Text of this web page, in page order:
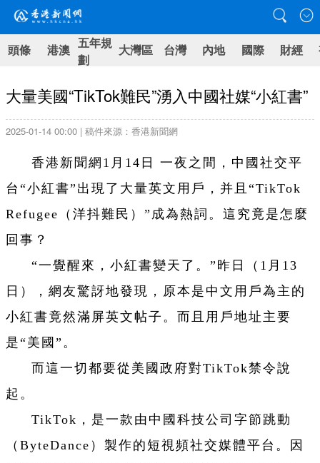
頭條 港澳 五年規
劃
大灣區 台灣 內地 國際 財經
大量美國“TikTok難民”湧入中國社媒“小紅書”
2025-01-14 00:00 | 稿件來源：香港新聞網
香港新聞網1月14日 一夜之間，中國社交平
台“小紅書”出現了大量英文用戶，并且“TikTok
Refugee（洋抖難民）”成為熱詞。這究竟是怎麼
回事？
“一覺醒來，小紅書變天了。”昨日（1月13
日），網友驚訝地發現，原本是中文用戶為主的
小紅書竟然滿屏英文帖子。而且用戶地址主要
是“美國”。
而這一切都要從美國政府對TikTok禁令說
起。
TikTok，是一款由中國科技公司字節跳動
（ByteDance）製作的短視頻社交媒體平台。因